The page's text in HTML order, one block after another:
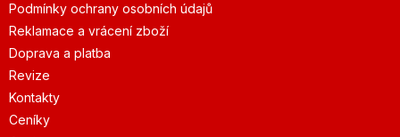
Podmínky ochrany osobních údajů
Reklamace a vrácení zboží
Doprava a platba
Revize
Kontakty
Ceníky